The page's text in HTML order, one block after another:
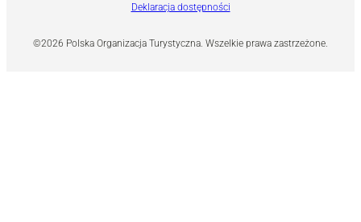
©2026 Polska Organizacja Turystyczna. Wszelkie prawa zastrzeżone.
Deklaracja dostępności